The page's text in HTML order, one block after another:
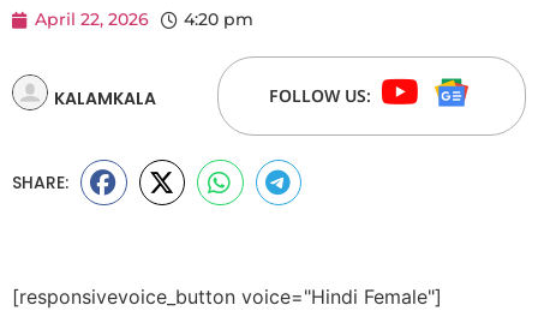
April 22, 2026 4:20 pm
KALAMKALA FOLLOW US:
SHARE:
[responsivevoice_button voice="Hindi Female"]